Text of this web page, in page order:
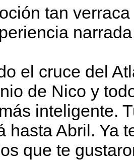
tan
el cruce del
de Nico y
inteligente.
hasta Abril. Ya
que te